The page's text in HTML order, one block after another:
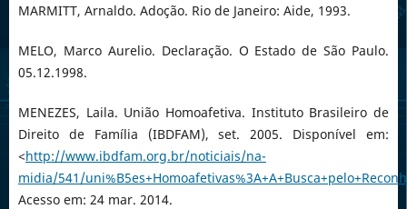
MARMITT, Arnaldo. Adoção. Rio de Janeiro: Aide, 1993.
MELO, Marco Aurelio. Declaração. O Estado de São Paulo.
05.12.1998.
MENEZES, Laila. União Homoafetiva. Instituto Brasileiro de
Direito de Família (IBDFAM), set. 2005. Disponível em:
<http://www.ibdfam.org.br/noticiais/na-
midia/541/
Acesso em: 24 mar. 2014.